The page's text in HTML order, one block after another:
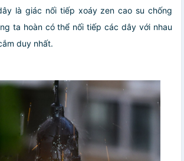
là giác nối tiếp xoáy zen cao su chống
ta hoàn có thể nối tiếp các dây với nhau
duy nhất.